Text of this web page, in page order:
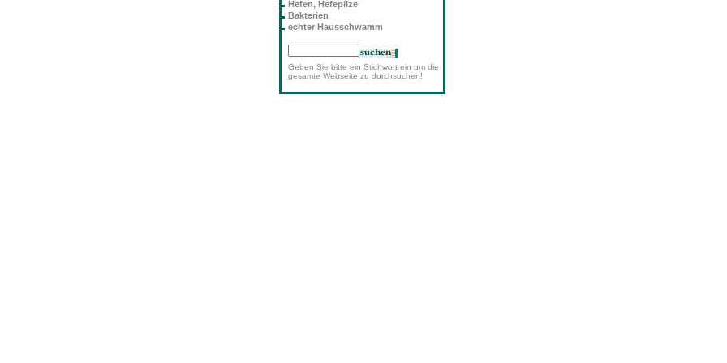
Hefen, Hefepilze
Bakterien
echter Hausschwamm
Geben Sie bitte ein Stichwort ein um die
gesamte Webseite zu durchsuchen!